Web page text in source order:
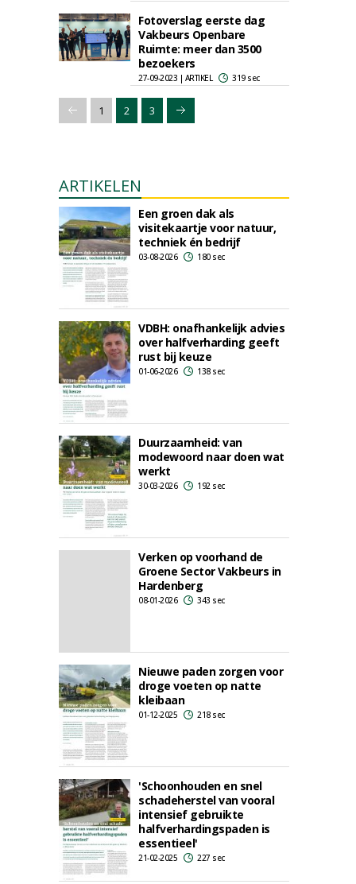
Fotoverslag eerste dag
Vakbeurs Openbare
Ruimte: meer dan 3500
bezoekers
27-09-2023 | ARTIKEL 319 sec
1 2 3
ARTIKELEN
Een groen dak als
visitekaartje voor natuur,
techniek én bedrijf
03-08-2026 180 sec
VDBH: onafhankelijk advies
over halfverharding geeft
rust bij keuze
01-06-2026 138 sec
Duurzaamheid: van
modewoord naar doen wat
werkt
30-03-2026 192 sec
Verken op voorhand de
Groene Sector Vakbeurs in
Hardenberg
08-01-2026 343 sec
Nieuwe paden zorgen voor
droge voeten op natte
kleibaan
01-12-2025 218 sec
'Schoonhouden en snel
schadeherstel van vooral
intensief gebruikte
halfverhardingspaden is
essentieel'
21-02-2025 227 sec